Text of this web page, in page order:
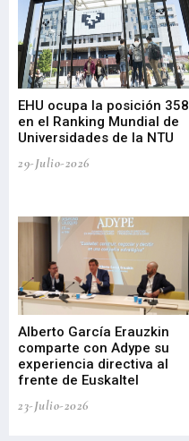
EHU ocupa la posición 358
en el Ranking Mundial de
Universidades de la NTU
29-Julio-2026
Alberto García Erauzkin
comparte con Adype su
experiencia directiva al
frente de Euskaltel
23-Julio-2026